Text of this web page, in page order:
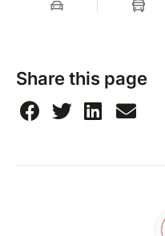
Share this page